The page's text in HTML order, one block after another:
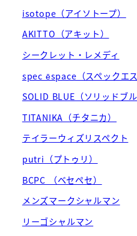
isotope（アイソトープ）
AKITTO（アキット）
シークレット・レメディ
spec ēspace（スペックエス
SOLID BLUE（ソリッドブル
TITANIKA（チタニカ）
テイラーウィズリスペクト
putri（プトゥリ）
BCPC （ベセペセ）
メンズマークシャルマン
リーゴシャルマン